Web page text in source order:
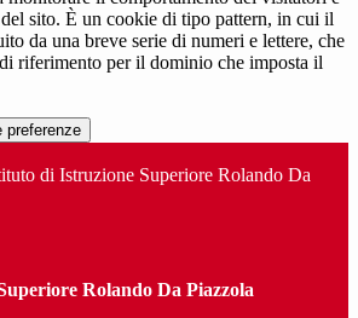
sito. È un cookie di tipo pattern, in cui il
da una breve serie di numeri e lettere, che
riferimento per il dominio che imposta il
preferenze
di Istruzione Superiore Rolando Da
Rolando Da Piazzola